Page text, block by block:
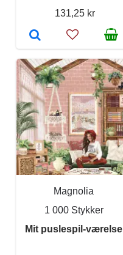
131,25 kr
Magnolia
1 000 Stykker
Mit puslespil-værelse